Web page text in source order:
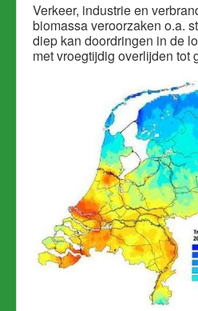
Verkeer, industrie en
biomassa veroorzaken o.a.
diep kan doordringen in de
met vroegtijdig overlijden tot